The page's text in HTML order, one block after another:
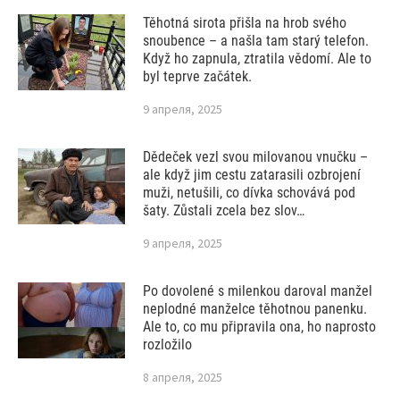
Těhotná sirota přišla na hrob svého
snoubence – a našla tam starý telefon.
Když ho zapnula, ztratila vědomí. Ale to
byl teprve začátek.
9 апреля, 2025
Dědeček vezl svou milovanou vnučku –
ale když jim cestu zatarasili ozbrojení
muži, netušili, co dívka schovává pod
šaty. Zůstali zcela bez slov…
9 апреля, 2025
Po dovolené s milenkou daroval manžel
neplodné manželce těhotnou panenku.
Ale to, co mu připravila ona, ho naprosto
rozložilo
8 апреля, 2025